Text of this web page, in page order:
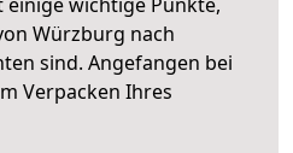
Würzburg nach
sind. Angefangen bei
Verpacken Ihres